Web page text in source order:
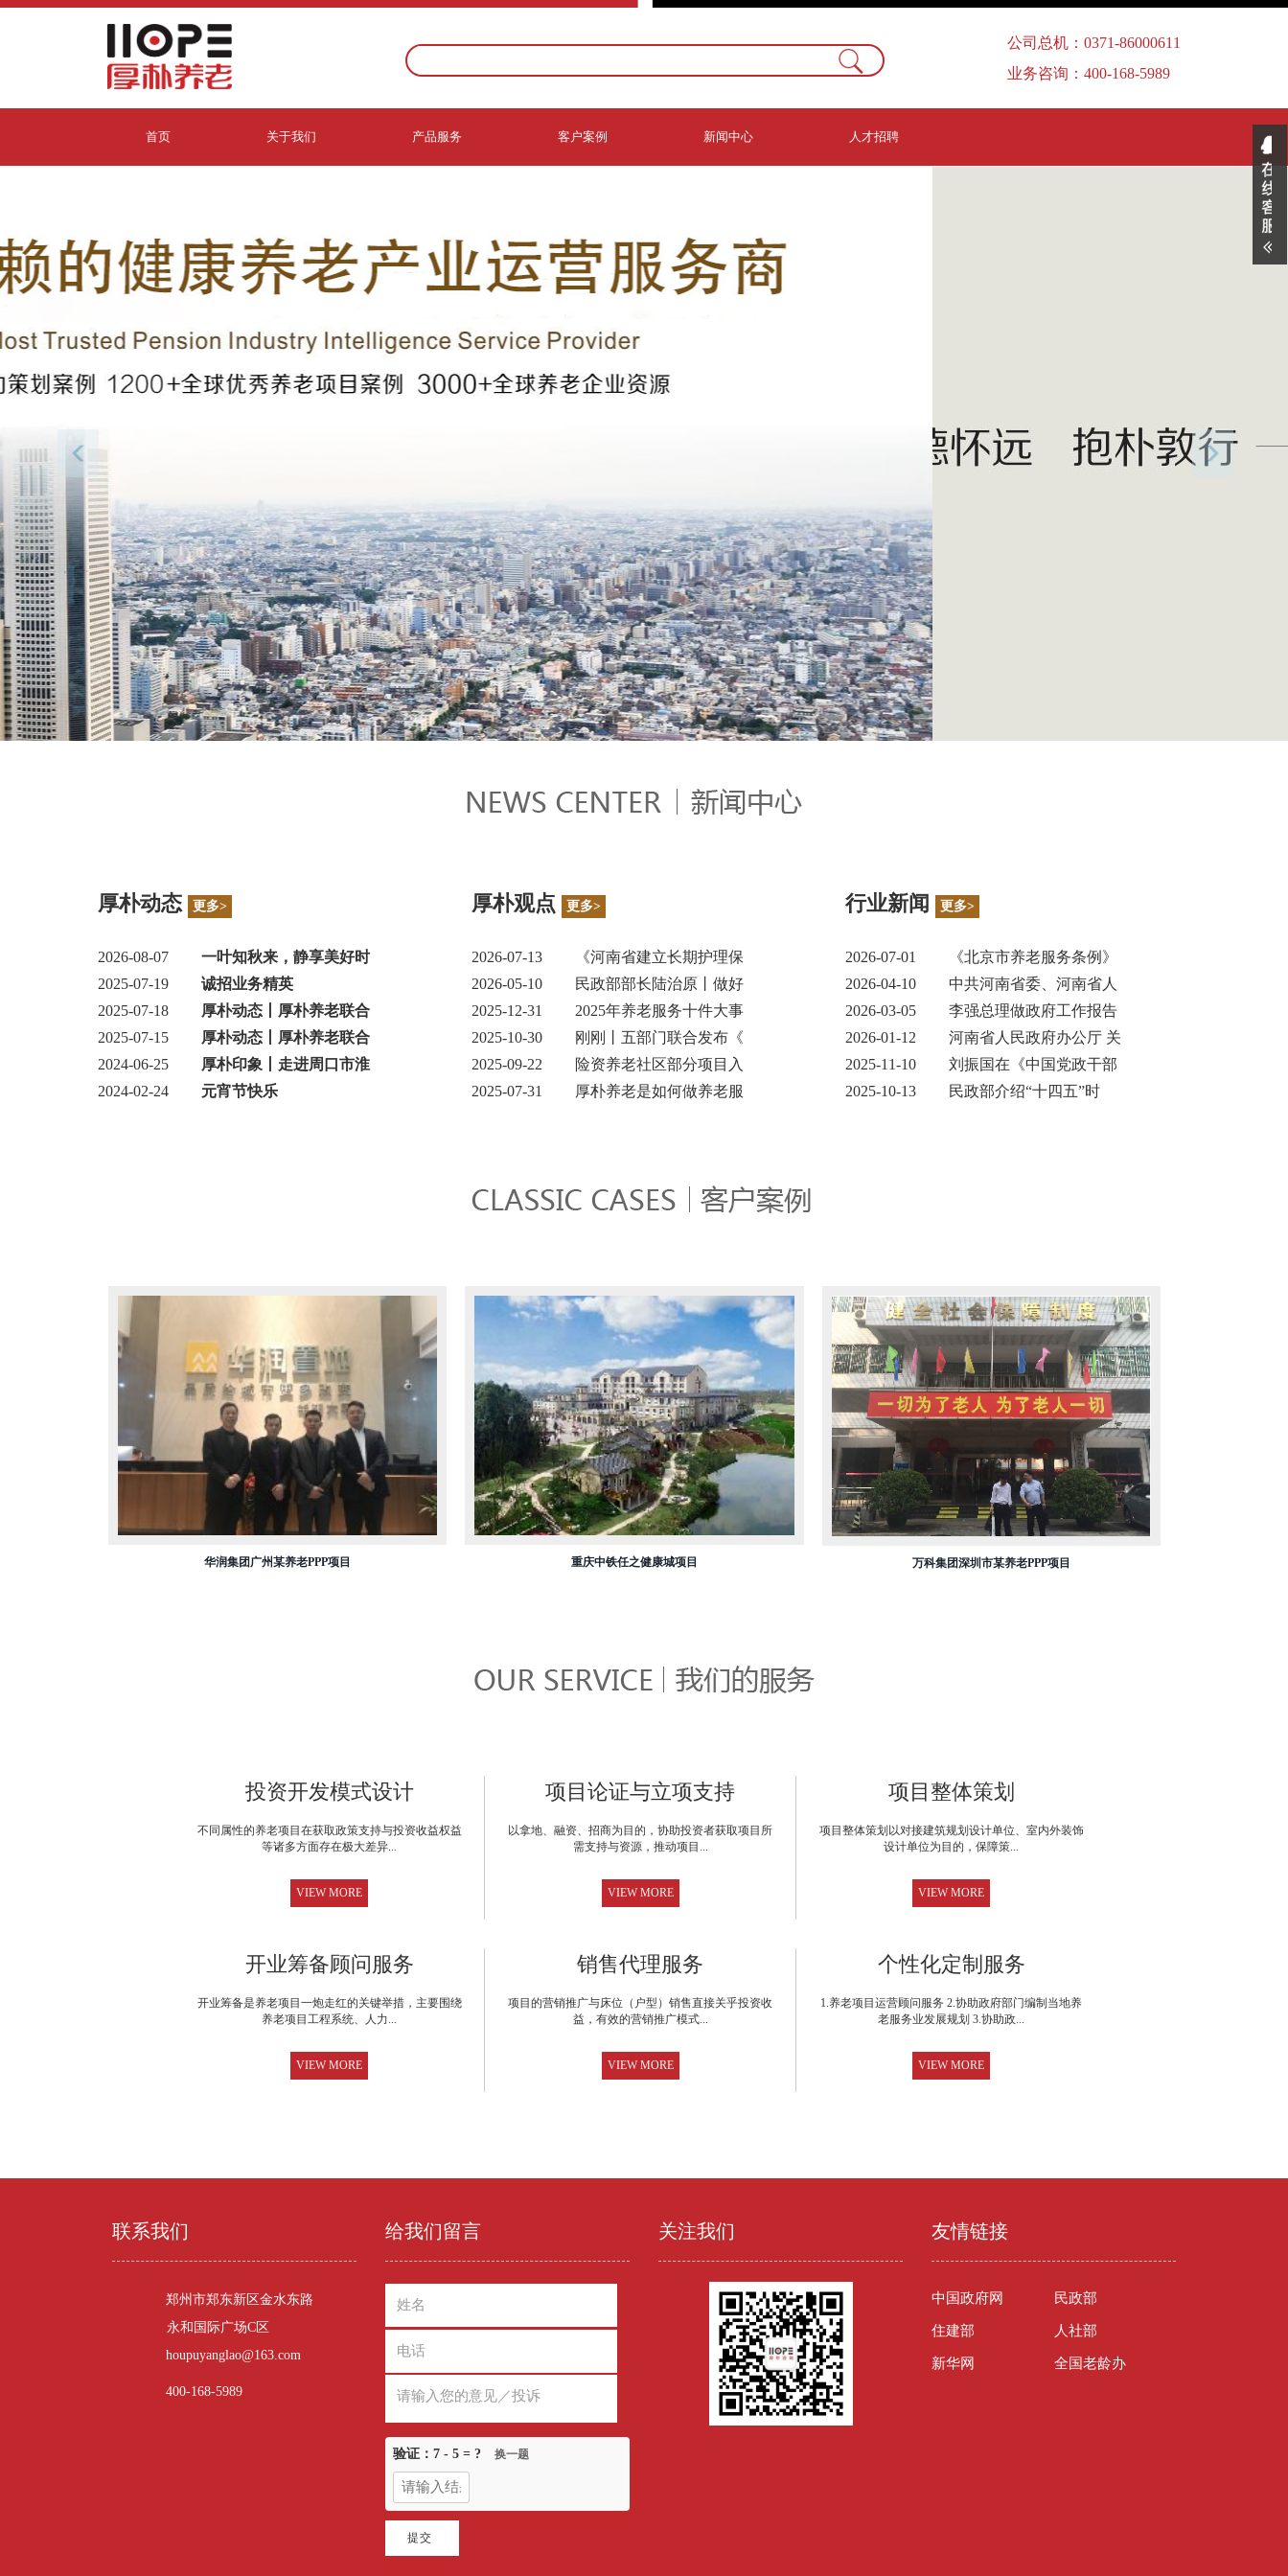
公司总机：0371-86000611
业务咨询：400-168-5989
首页 关于我们 产品服务 客户案例 新闻中心 人才招聘
厚朴动态 更多>
2026-08-07
一叶知秋来，静享美好时
2025-07-19
诚招业务精英
2025-07-18
厚朴动态丨厚朴养老联合
2025-07-15
厚朴动态丨厚朴养老联合
2024-06-25
厚朴印象丨走进周口市淮
2024-02-24
元宵节快乐
厚朴观点 更多>
2026-07-13
《河南省建立长期护理保
2026-05-10
民政部部长陆治原丨做好
2025-12-31
2025年养老服务十件大事
2025-10-30
刚刚丨五部门联合发布《
2025-09-22
险资养老社区部分项目入
2025-07-31
厚朴养老是如何做养老服
行业新闻 更多>
2026-07-01
《北京市养老服务条例》
2026-04-10
中共河南省委、河南省人
2026-03-05
李强总理做政府工作报告
2026-01-12
河南省人民政府办公厅 关
2025-11-10
刘振国在《中国党政干部
2025-10-13
民政部介绍“十四五”时
华润集团广州某养老PPP项目 重庆中铁任之健康城项目 万科集团深圳市某养老PPP项目
投资开发模式设计
不同属性的养老项目在获取政策支持与投资收益权益
等诸多方面存在极大差异...
VIEW MORE
项目论证与立项支持
以拿地、融资、招商为目的，协助投资者获取项目所
需支持与资源，推动项目...
VIEW MORE
项目整体策划
项目整体策划以对接建筑规划设计单位、室内外装饰
设计单位为目的，保障策...
VIEW MORE
开业筹备顾问服务
开业筹备是养老项目一炮走红的关键举措，主要围绕
养老项目工程系统、人力...
VIEW MORE
销售代理服务
项目的营销推广与床位（户型）销售直接关乎投资收
益，有效的营销推广模式...
VIEW MORE
个性化定制服务
1.养老项目运营顾问服务 2.协助政府部门编制当地养
老服务业发展规划 3.协助政...
VIEW MORE
联系我们
郑州市郑东新区金水东路
永和国际广场C区
houpuyanglao@163.com
400-168-5989
给我们留言
验证： 7 - 5 = ? 换一题
关注我们 友情链接
中国政府网 民政部
住建部 人社部
新华网 全国老龄办